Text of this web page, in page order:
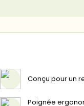
Conçu pour un
Poignée